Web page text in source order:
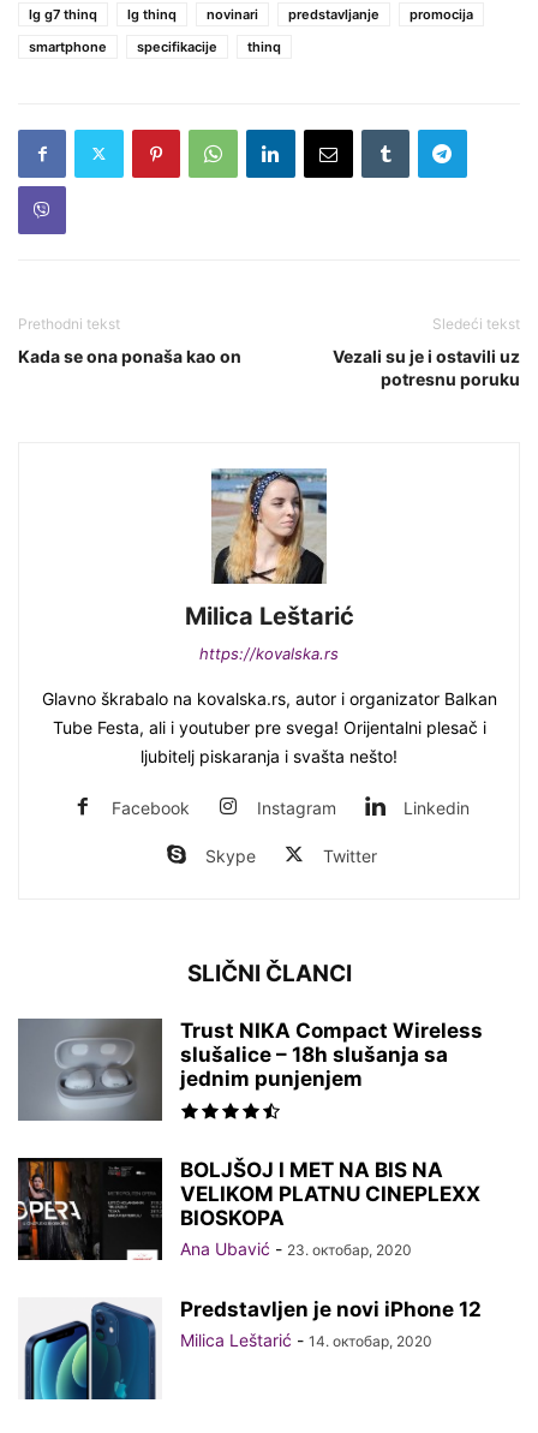
lg g7 thinq
lg thinq novinari predstavljanje
promocija
smartphone
specifikacije thinq
Prethodni tekst
Kada se ona ponaša kao on
Sledeći tekst
Vezali su je i ostavili uz
potresnu poruku
Milica Leštarić
https://kovalska.rs
Glavno škrabalo na kovalska.rs, autor i organizator Balkan
Tube Festa, ali i youtuber pre svega! Orijentalni plesač i
ljubitelj piskaranja i svašta nešto!
Facebook Instagram Linkedin
Skype Twitter
SLIČNI ČLANCI
Trust NIKA Compact Wireless
slušalice – 18h slušanja sa
jednim punjenjem
BOLJŠOJ I MET NA BIS NA
VELIKOM PLATNU CINEPLEXX
BIOSKOPA
Ana Ubavić - 23. октобар, 2020
Predstavljen je novi iPhone 12
Milica Leštarić - 14. октобар, 2020